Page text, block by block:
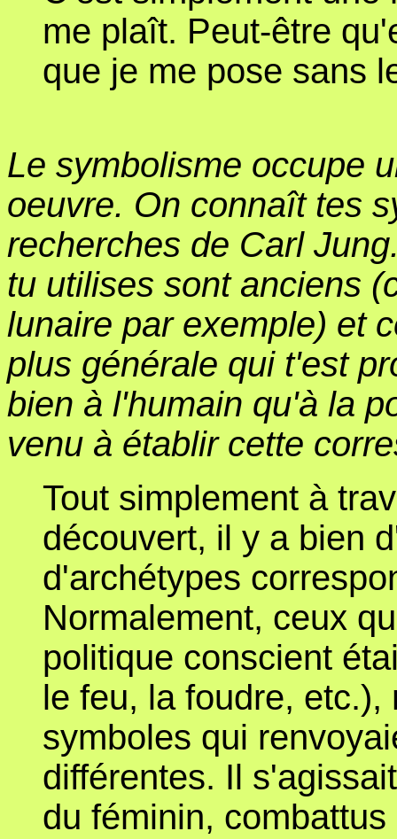
me plaît. Peut-être
que je me pose sans
Le symbolisme occupe
oeuvre. On connaît tes
recherches de Carl
tu utilises sont anciens
lunaire par exemple) et
plus générale qui t'est
bien à l'humain qu'à la
venu à établir cette
Tout simplement à
découvert, il y a bien
d'archétypes
Normalement, ceux
politique conscient
le feu, la foudre,
symboles qui
différentes. Il
du féminin,